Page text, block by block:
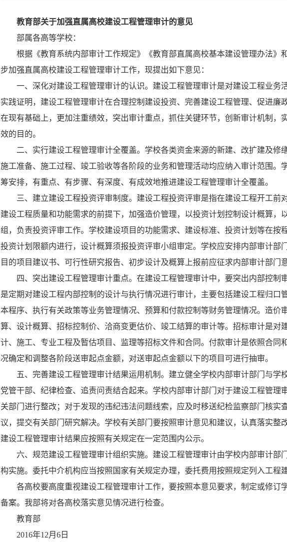
教育部关于加强直属高校建设工程管理审计的意见
部属各高等学校：
根据《教育系统内部审计工作规定》《教育部直属高校基本建设管理办法
步加强直属高校建设工程管理审计工作，现提出如下意见：
一、深化对建设工程管理审计的认识。建设工程管理审计是对建设工程业务
实践证明，建设工程管理审计在合理控制建设投资、完善建设工程管理、促进
在现有基础上，更加注重绩效，突出审计重点，抓住关键环节，创新审计机制
效的目的。
二、实行建设工程管理审计全覆盖。学校各类资金来源的新建、改扩建及修
施工准备、施工过程、竣工验收等各阶段的业务和管理活动均应纳入审计范围
筹安排，有重点、有步骤、有深度、有成效地推进建设工程管理审计全覆盖。
三、建立建设工程投资评审制度。建设工程投资评审是指在建设工程开工
建设工程质量和功能需求的前提下，加强造价管理，以投资计划控制设计概算
组，负责投资评审工作。学校建设项目的功能需求、建设标准、投资计划等在
投资计划限额内进行，设计概算须报投资评审小组审定。学校应安排内部审计
目的项目建议书、可行性研究报告、初步设计及概算上报前应征求内部审计部门意
四、突出建设工程管理审计重点。在建设工程管理审计中，要突出内部控
是定期对建设工程内部控制的设计与执行情况进行审计，主要包括建设工程归
本程序、执行有关政策等业务管理情况、预算和付款控制等财务管理情况。造
算、设计概算、招标控制价、洽商变更估价、竣工结算的审计等。招标审计是
计、施工、专业工程及暂估项目、监理等招标文件和合同。付款审计是依照合
况确定和调整各阶段送审起点金额，对送审起点金额以下的项目可进行抽审。
五、完善建设工程管理审计结果运用机制。建立健全学校内部审计部门与
党管干部、纪律检查、追责问责结合起来。学校内部审计部门对于建设工程管
关部门进行整改；对于发现的违纪违法问题线索，应及时移送纪检监察部门核
议，提交有关部门研究解决。学校有关部门要按照审计意见和建议，认真落实整
建设工程管理审计结果应按照有关规定在一定范围内公示。
六、规范建设工程管理审计组织实施。建设工程管理审计由学校内部审计
构实施。委托中介机构应当按照国家有关规定办理，委托费用按照规定列入工程
各高校要高度重视建设工程管理审计工作，要按照本意见要求，制定或修订
备案。我部将对各高校落实意见情况进行检查。
教育部
2016年12月6日